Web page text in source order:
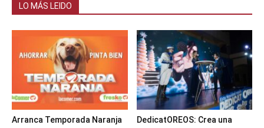
LO MÁS LEIDO
Arranca Temporada Naranja
DedicatOREOS: Crea una